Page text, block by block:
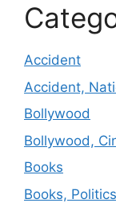
Accident
Accident,
Bollywood
Bollywood,
Books
Books,